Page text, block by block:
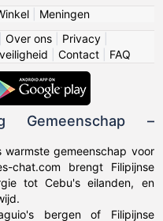
| Meningen
Over ons Privacy
Contact FAQ
Gemeenschap –
warmste gemeenschap voor
chat.com brengt Filipijnse
tot Cebu's eilanden, en
bergen of Filipijnse